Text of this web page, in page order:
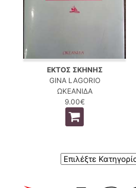
ΕΚΤΟΣ ΣΚΗΝΗΣ
GINA LAGORIO
ΩΚΕΑΝΙΔΑ
9.00€